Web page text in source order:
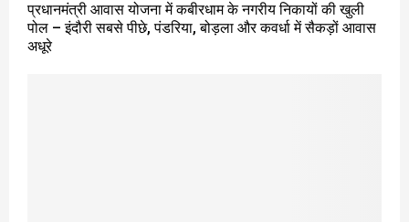
प्रधानमंत्री आवास योजना में कबीरधाम के नगरीय निकायों की खुली
पोल – इंदौरी सबसे पीछे, पंडरिया, बोड़ला और कवर्धा में सैकड़ों आवास
अधूरे